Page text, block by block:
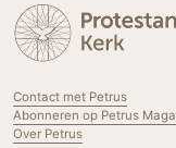
Contact met Petrus
Abonneren op Petrus
Over Petrus